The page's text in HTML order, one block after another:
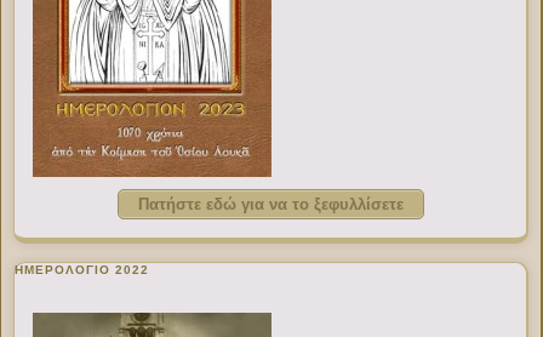
Πατήστε εδώ για να το ξεφυλλίσετε
ΗΜΕΡΟΛΟΓΙΟ 2022